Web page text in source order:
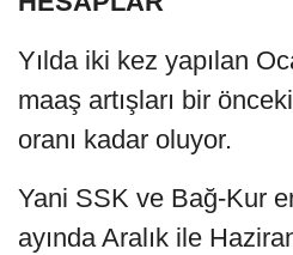
Yılda iki kez yapılan
maaş artışları bir
oranı kadar oluyor.
Yani SSK ve Bağ-Kur
ayında Aralık ile